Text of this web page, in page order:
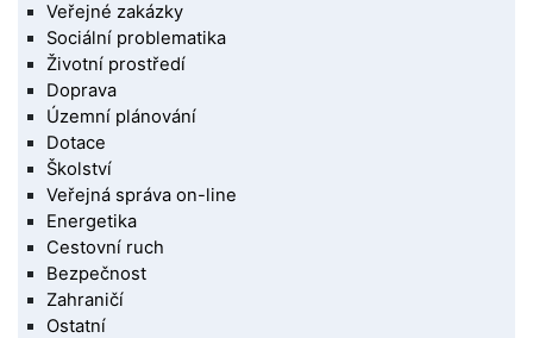
Veřejné zakázky
Sociální problematika
Životní prostředí
Doprava
Územní plánování
Dotace
Školství
Veřejná správa on-line
Energetika
Cestovní ruch
Bezpečnost
Zahraničí
Ostatní